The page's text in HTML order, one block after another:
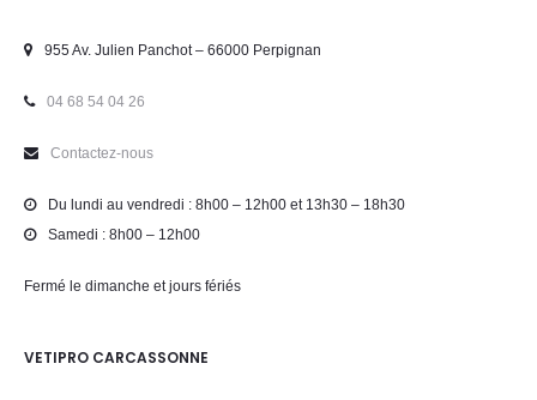
955 Av. Julien Panchot – 66000 Perpignan
04 68 54 04 26
Contactez-nous
Du lundi au vendredi : 8h00 – 12h00 et 13h30 – 18h30
Samedi : 8h00 – 12h00
Fermé le dimanche et jours fériés
VETIPRO CARCASSONNE